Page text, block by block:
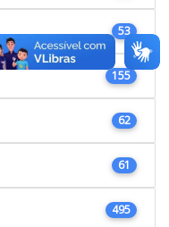
53
155
62
61
495